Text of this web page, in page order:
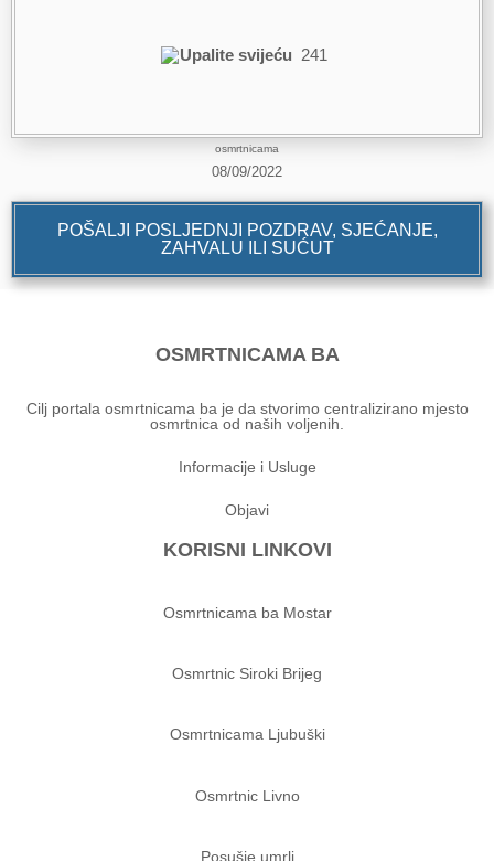
Upalite svijeću 241
osmrtnicama
08/09/2022
POŠALJI POSLJEDNJI POZDRAV, SJEĆANJE,
ZAHVALU ILI SUĆUT
OSMRTNICAMA BA
Cilj portala osmrtnicama ba je da stvorimo centralizirano mjesto
osmrtnica od naših voljenih.
Informacije i Usluge
Objavi
KORISNI LINKOVI
Osmrtnicama ba Mostar
Osmrtnic Siroki Brijeg
Osmrtnicama Ljubuški
Osmrtnic Livno
Posušje umrli